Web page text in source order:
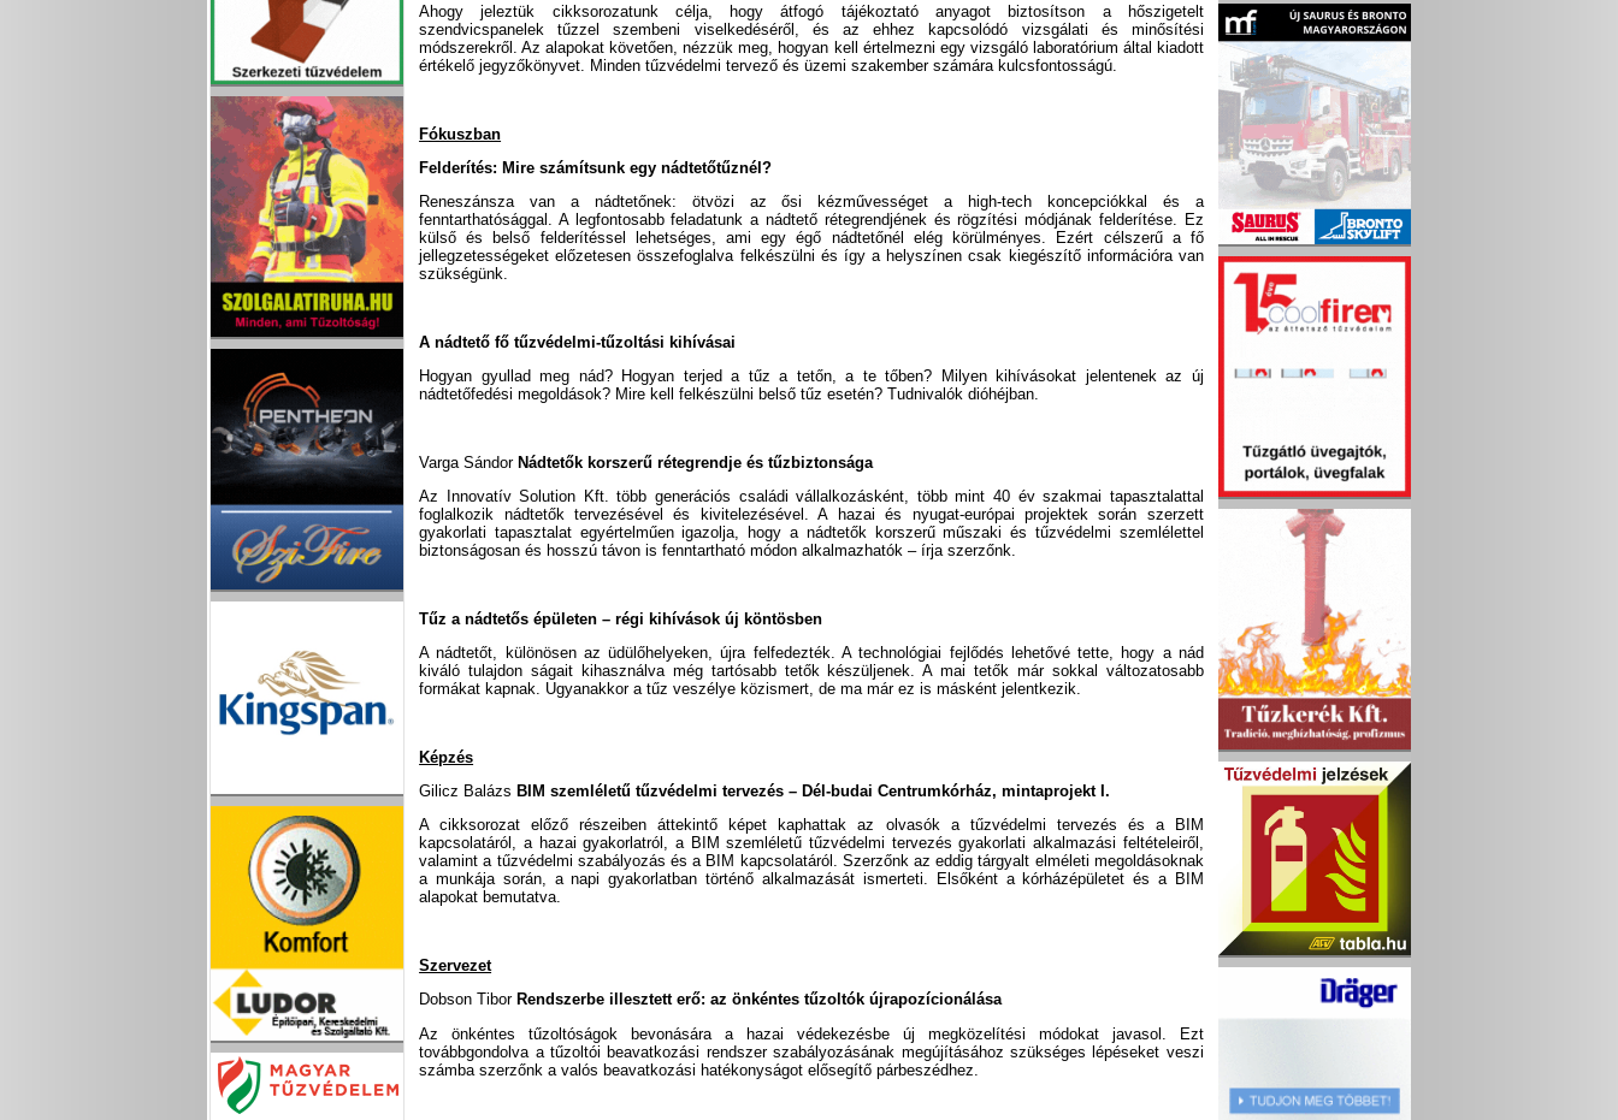
Ahogy jeleztük cikksorozatunk célja, hogy átfogó tájékoztató anyagot biztosítson a hőszigetelt
szendvicspanelek tűzzel szembeni viselkedéséről, és az ehhez kapcsolódó vizsgálati és minősítési
módszerekről. Az alapokat követően, nézzük meg, hogyan kell értelmezni egy vizsgáló laboratórium által kiadott
értékelő jegyzőkönyvet. Minden tűzvédelmi tervező és üzemi szakember számára kulcsfontosságú.
Fókuszban
Felderítés: Mire számítsunk egy nádtetőtűznél?
Reneszánsza van a nádtetőnek: ötvözi az ősi kézművességet a high-tech koncepciókkal és a
fenntarthatósággal. A legfontosabb feladatunk a nádtető rétegrendjének és rögzítési módjának felderítése. Ez
külső és belső felderítéssel lehetséges, ami egy égő nádtetőnél elég körülményes. Ezért célszerű a fő
jellegzetességeket előzetesen összefoglalva felkészülni és így a helyszínen csak kiegészítő információra van
szükségünk.
A nádtető fő tűzvédelmi-tűzoltási kihívásai
Hogyan gyullad meg nád? Hogyan terjed a tűz a tetőn, a te tőben? Milyen kihívásokat jelentenek az új
nádtetőfedési megoldások? Mire kell felkészülni belső tűz esetén? Tudnivalók dióhéjban.
Varga Sándor Nádtetők korszerű rétegrendje és tűzbiztonsága
Az Innovatív Solution Kft. több generációs családi vállalkozásként, több mint 40 év szakmai tapasztalattal
foglalkozik nádtetők tervezésével és kivitelezésével. A hazai és nyugat-európai projektek során szerzett
gyakorlati tapasztalat egyértelműen igazolja, hogy a nádtetők korszerű műszaki és tűzvédelmi szemlélettel
biztonságosan és hosszú távon is fenntartható módon alkalmazhatók – írja szerzőnk.
Tűz a nádtetős épületen – régi kihívások új köntösben
A nádtetőt, különösen az üdülőhelyeken, újra felfedezték. A technológiai fejlődés lehetővé tette, hogy a nád
kiváló tulajdon ságait kihasználva még tartósabb tetők készüljenek. A mai tetők már sokkal változatosabb
formákat kapnak. Ugyanakkor a tűz veszélye közismert, de ma már ez is másként jelentkezik.
Képzés
Gilicz Balázs BIM szemléletű tűzvédelmi tervezés – Dél-budai Centrumkórház, mintaprojekt I.
A cikksorozat előző részeiben áttekintő képet kaphattak az olvasók a tűzvédelmi tervezés és a BIM
kapcsolatáról, a hazai gyakorlatról, a BIM szemléletű tűzvédelmi tervezés gyakorlati alkalmazási feltételeiről,
valamint a tűzvédelmi szabályozás és a BIM kapcsolatáról. Szerzőnk az eddig tárgyalt elméleti megoldásoknak
a munkája során, a napi gyakorlatban történő alkalmazását ismerteti. Elsőként a kórházépületet és a BIM
alapokat bemutatva.
Szervezet
Dobson Tibor Rendszerbe illesztett erő: az önkéntes tűzoltók újrapozícionálása
Az önkéntes tűzoltóságok bevonására a hazai védekezésbe új megközelítési módokat javasol. Ezt
továbbgondolva a tűzoltói beavatkozási rendszer szabályozásának megújításához szükséges lépéseket veszi
számba szerzőnk a valós beavatkozási hatékonyságot elősegítő párbeszédhez.